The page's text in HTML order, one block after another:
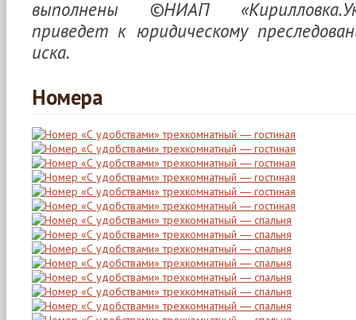
выполнены ©НИАП
приведет к юридическому
иска.
Номера